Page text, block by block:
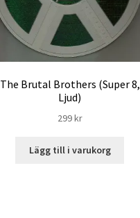
The Brutal Brothers (Super 8,
Ljud)
299kr
Lägg till i varukorg